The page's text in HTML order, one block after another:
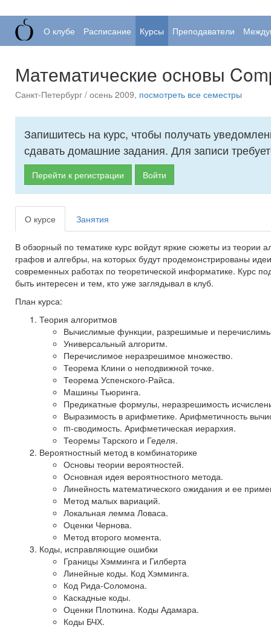
О клубе Расписание Курсы Преподаватели
Математические основы
Санкт-Петербург / осень 2009, посмотреть все семестры
Запишитесь на курс, чтобы получать
сдавать домашние задания. Для записи
Перейти к регистрации Войти
О курсе Занятия
В обзорный по тематике курс войдут яркие сюжеты из теории
графов и алгебры, на которых будут продемонстрированы
современных работах по теоретической информатике. Курс
быть интересен и тем, кто уже заглядывал в клуб.
План курса:
Теория алгоритмов
Вычислимые функции, разрешимые и
Универсальный алгоритм.
Перечислимое неразрешимое множество.
Теорема Клини о неподвижной точке.
Теорема Успенского-Райса.
Машины Тьюринга.
Предикатные формулы, неразрешимость
Выразимость в арифметике. Арифметичность
m-сводимость. Арифметическая иерархия.
Теоремы Тарского и Геделя.
Вероятностный метод в комбинаторике
Основы теории вероятностей.
Основная идея вероятностного метода.
Линейность математического ожидания и ее
Метод малых вариаций.
Локальная лемма Ловаса.
Оценки Чернова.
Метод второго момента.
Коды, исправляющие ошибки
Границы Хэмминга и Гилберта
Линейные коды. Код Хэмминга.
Код Рида-Соломона.
Каскадные коды.
Оценки Плоткина. Коды Адамара.
Коды БЧХ.